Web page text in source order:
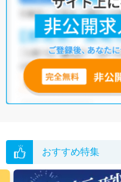
おすすめ特集